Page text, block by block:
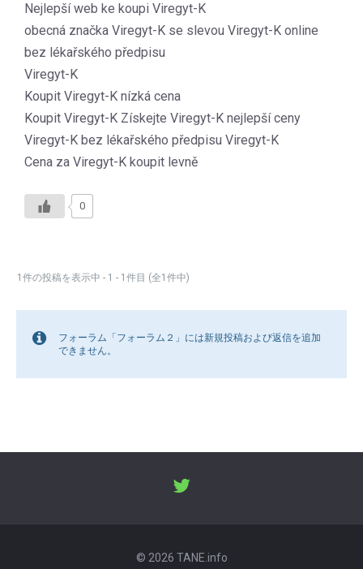
Nejlepší web ke koupi Viregyt-K
obecná značka Viregyt-K se slevou Viregyt-K online
bez lékařského předpisu
Viregyt-K
Koupit Viregyt-K nízká cena
Koupit Viregyt-K Získejte Viregyt-K nejlepší ceny
Viregyt-K bez lékařského předpisu Viregyt-K
Cena za Viregyt-K koupit levně
0
1件の投稿を表示中 - 1 - 1件目 (全1件中)
フォーラム「フォーラム２」には新規投稿および返信を追加
できません。
© 2026 TANE.info